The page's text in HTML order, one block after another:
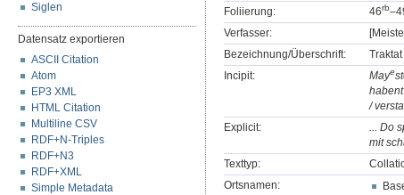
Siglen
Datensatz exportieren
ASCII Citation
Atom
EP3 XML
HTML Citation
Multiline CSV
RDF+N-Triples
RDF+N3
RDF+XML
Simple Metadata
Foliierung:
46rb
Verfasser:
Bezeichnung/Überschrift:
Incipit:
Maye
/
Explicit:
... Do
mit
Texttyp:
Ortsnamen: